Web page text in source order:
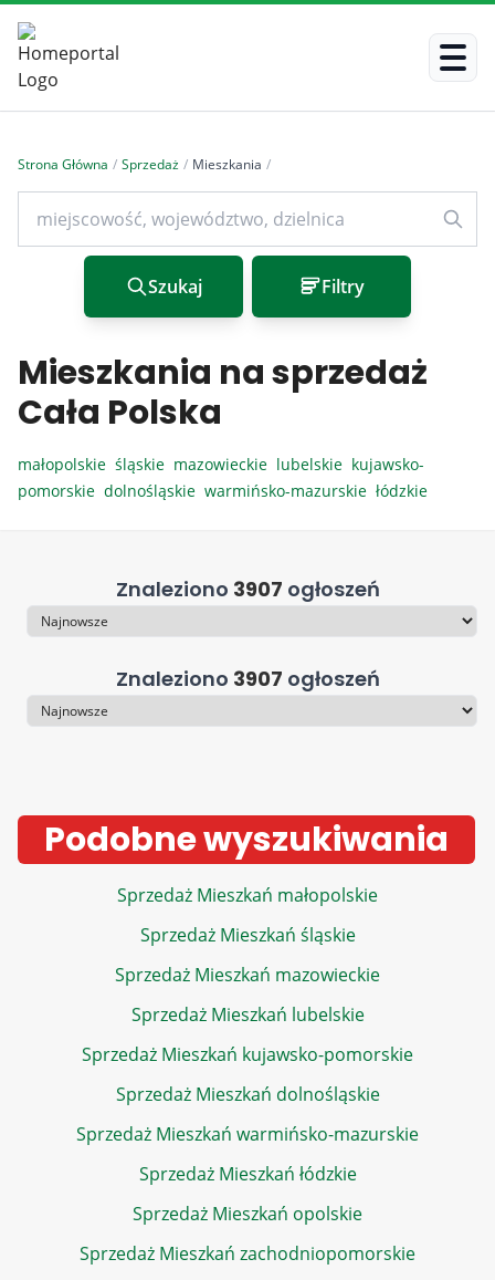
Strona Główna / Sprzedaż / Mieszkania /
Szukaj Filtry
Mieszkania na sprzedaż
Cała Polska
małopolskie śląskie mazowieckie lubelskie kujawsko-
pomorskie dolnośląskie warmińsko-mazurskie łódzkie
Znaleziono 3907 ogłoszeń
Sortowanie
Znaleziono 3907 ogłoszeń
Sortowanie
Podobne wyszukiwania
Sprzedaż Mieszkań małopolskie
Sprzedaż Mieszkań śląskie
Sprzedaż Mieszkań mazowieckie
Sprzedaż Mieszkań lubelskie
Sprzedaż Mieszkań kujawsko-pomorskie
Sprzedaż Mieszkań dolnośląskie
Sprzedaż Mieszkań warmińsko-mazurskie
Sprzedaż Mieszkań łódzkie
Sprzedaż Mieszkań opolskie
Sprzedaż Mieszkań zachodniopomorskie